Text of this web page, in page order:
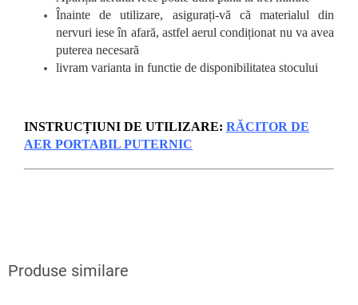
Înainte de utilizare, asigurați-vă că materialul din
nervuri iese în afară, astfel aerul condiționat nu va avea
puterea necesară
livram varianta in functie de disponibilitatea stocului
INSTRUCȚIUNI DE UTILIZARE: RĂCITOR DE
AER PORTABIL PUTERNIC